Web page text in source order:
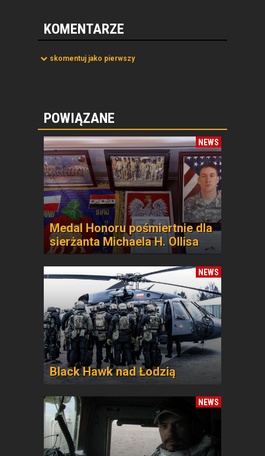
KOMENTARZE
skomentuj jako pierwszy
POWIĄZANE
NEWS
Medal Honoru pośmiertnie dla
sierżanta Michaela H. Ollisa
NEWS
Black Hawk nad Łodzią
NEWS